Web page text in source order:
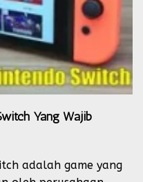
Yang Wajib
adalah game yang